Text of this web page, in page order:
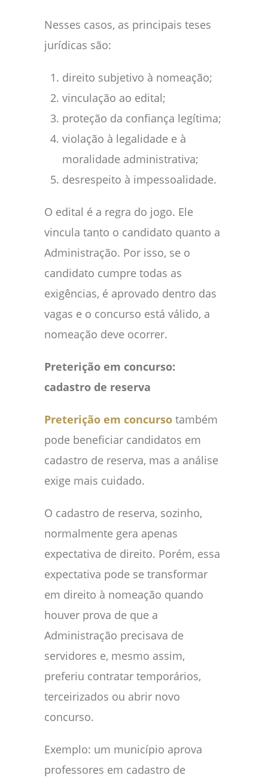
Nesses casos, as principais teses
jurídicas são:
direito subjetivo à nomeação;
vinculação ao edital;
proteção da confiança legítima;
violação à legalidade e à
moralidade administrativa;
desrespeito à impessoalidade.
O edital é a regra do jogo. Ele
vincula tanto o candidato quanto a
Administração. Por isso, se o
candidato cumpre todas as
exigências, é aprovado dentro das
vagas e o concurso está válido, a
nomeação deve ocorrer.
Preterição em concurso:
cadastro de reserva
Preterição em concurso também
pode beneficiar candidatos em
cadastro de reserva, mas a análise
exige mais cuidado.
O cadastro de reserva, sozinho,
normalmente gera apenas
expectativa de direito. Porém, essa
expectativa pode se transformar
em direito à nomeação quando
houver prova de que a
Administração precisava de
servidores e, mesmo assim,
preferiu contratar temporários,
terceirizados ou abrir novo
concurso.
Exemplo: um município aprova
professores em cadastro de